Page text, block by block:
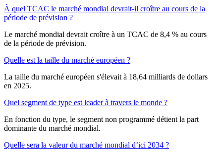
À quel TCAC le marché mondial devrait-il croître au cours de la
période de prévision ?
Le marché mondial devrait croître à un TCAC de 8,4 % au cours
de la période de prévision.
Quelle est la taille du marché européen ?
La taille du marché européen s'élevait à 18,64 milliards de dollars
en 2025.
Quel segment de type est leader à travers le monde ?
En fonction du type, le segment non programmé détient la part
dominante du marché mondial.
Quelle sera la valeur du marché mondial d’ici 2034 ?